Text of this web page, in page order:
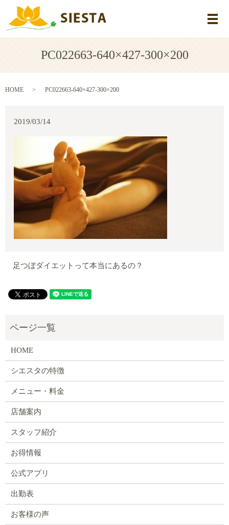
メ
PC022663-640×427-300×200
HOME PC022663-640×427-300×200
2019/03/14
足つぼダイエットって本当にあるの？
HOME
シエスタの特徴
メニュー・料金
店舗案内
スタッフ紹介
お得情報
公式アプリ
出勤表
お客様の声